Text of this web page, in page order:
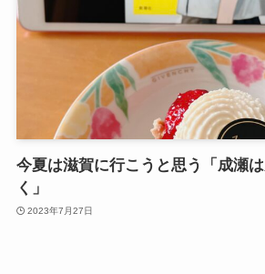
今夏は滋賀に行こうと思う「成瀬
く」
2023年7月27日